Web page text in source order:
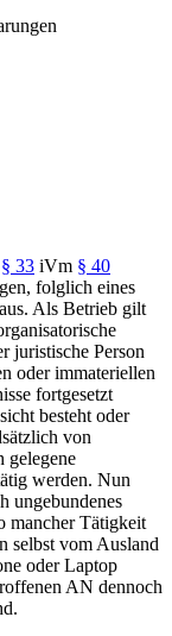
§ 33 iVm § 40
folglich eines
Als Betrieb gilt
juristische Person
oder immateriellen
fortgesetzt
besteht oder
von
gelegene
werden. Nun
ungebundenes
mancher Tätigkeit
selbst vom Ausland
oder Laptop
AN dennoch